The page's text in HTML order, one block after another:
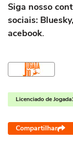
Siga nosso
sociais:
acebook.
Licenciado de
Compartilhar